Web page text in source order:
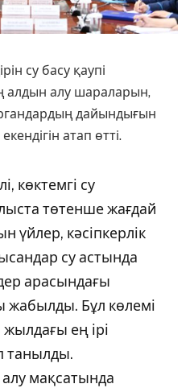
су басу қаупі
алдын алу шараларын,
дайындығын
атап өтті.
көктемгі су
төтенше жағдай
үйлер, кәсіпкерлік
су астында
арасындағы
жабылды. Бұл көлемі
ең ірі
танылды.
мақсатында